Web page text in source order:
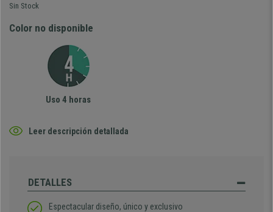
Sin Stock
Color no disponible
Uso 4 horas
Leer descripción detallada
DETALLES
Espectacular diseño, único y exclusivo